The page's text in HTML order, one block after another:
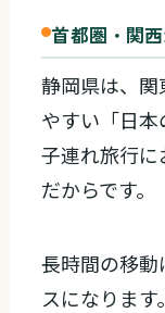
首都圏・関
静岡県は、
やすい「日本
子連れ旅行
だからです。
長時間の移動
スになります。